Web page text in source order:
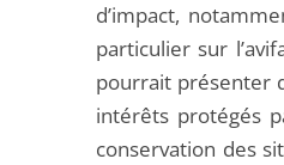
d’impact,
particulier sur
pourrait présenter
intérêts protégés
conservation des